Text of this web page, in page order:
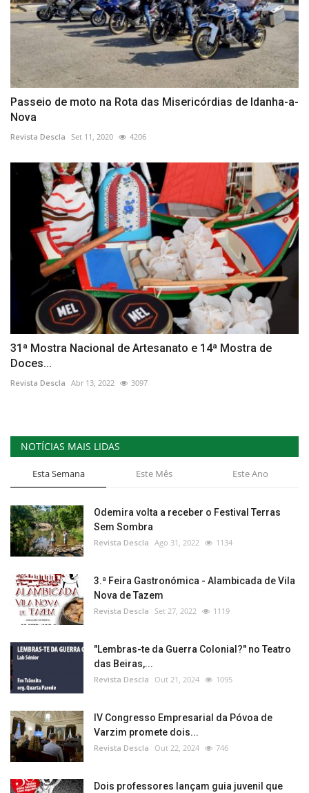
Passeio de moto na Rota das Misericórdias de Idanha-a-
Nova
Revista Descla Set 11, 2020 4206
31ª Mostra Nacional de Artesanato e 14ª Mostra de
Doces...
Revista Descla Abr 13, 2022 3097
NOTÍCIAS MAIS LIDAS
Esta Semana Este Mês Este Ano
Odemira volta a receber o Festival Terras
Sem Sombra
Revista Descla Ago 31, 2022 1134
3.ª Feira Gastronómica - Alambicada de Vila
Nova de Tazem
Revista Descla Set 27, 2022 1119
"Lembras-te da Guerra Colonial?" no Teatro
das Beiras,...
Revista Descla Out 21, 2024 1095
IV Congresso Empresarial da Póvoa de
Varzim promete dois...
Revista Descla Out 22, 2024 746
Dois professores lançam guia juvenil que